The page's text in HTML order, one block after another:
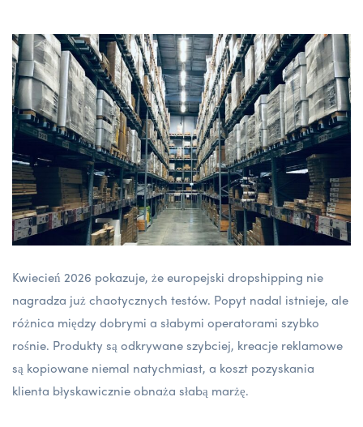
Kwiecień 2026 pokazuje, że europejski dropshipping nie
nagradza już chaotycznych testów. Popyt nadal istnieje, ale
różnica między dobrymi a słabymi operatorami szybko
rośnie. Produkty są odkrywane szybciej, kreacje reklamowe
są kopiowane niemal natychmiast, a koszt pozyskania
klienta błyskawicznie obnaża słabą marżę.